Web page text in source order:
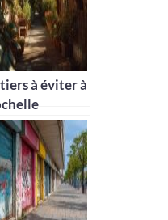
à éviter à